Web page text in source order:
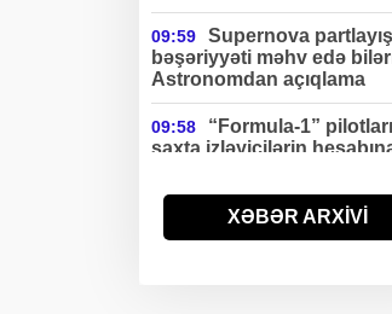
09:59
Supernova
bəşəriyyəti məhv edə
Astronomdan açıqlama
09:58
“Formula-1” pilotları
saxta izləyicilərin
ABŞ-da uçan
hərbi versiyası ilk dəfə
XƏBƏR ARXİVİ